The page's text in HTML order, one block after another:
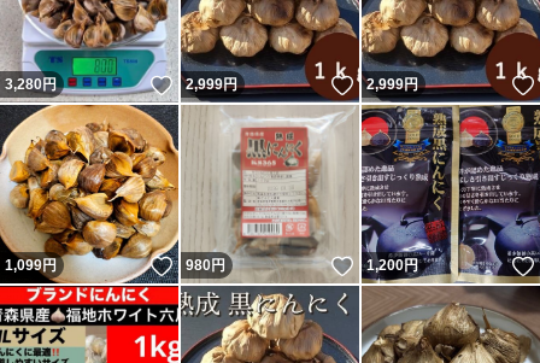
3,280円 いいね！
2,999円 いいね！
2,999円
1,099円 いいね！
980円 いいね！
1,200円